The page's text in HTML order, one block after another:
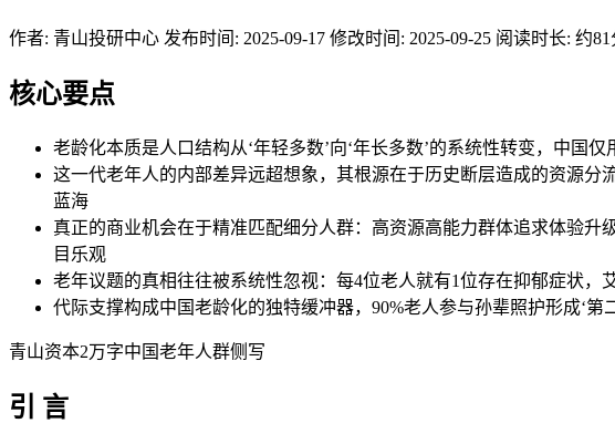
作者: 青山投研中心 发布时间: 2025-09-17 修改时间: 2025-09-25 阅读时长: 约81
核心要点
老龄化本质是人口结构从‘年轻多数’向‘年长多数’的系统性转变，中国
这一代老年人的内部差异远超想象，其根源在于历史断层造成的资源
蓝海
真正的商业机会在于精准匹配细分人群：高资源高能力群体追求体验
目乐观
老年议题的真相往往被系统性忽视：每4位老人就有1位存在抑郁症状
代际支撑构成中国老龄化的独特缓冲器，90%老人参与孙辈照护形成‘
青山资本2万字中国老年人群侧写
引 言